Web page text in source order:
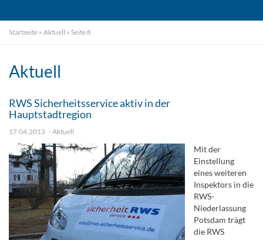
Startseite » Aktuell » Seite 8
Aktuell
RWS Sicherheitsservice aktiv in der
Hauptstadtregion
17.04.2013 Aktuell
Mit der
Einstellung
eines weiteren
Inspektors in die
RWS-
Niederlassung
Potsdam trägt
die RWS